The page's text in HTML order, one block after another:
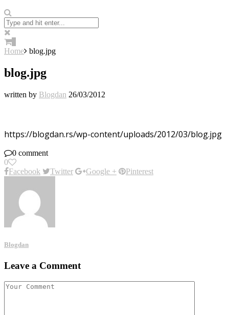
Home blog.jpg
blog.jpg
written by Blogdan 26/03/2012
https://blogdan.rs/wp-content/uploads/2012/03/blog.jpg
0 comment
0
Facebook
Twitter Google + Pinterest
Blogdan
Leave a Comment